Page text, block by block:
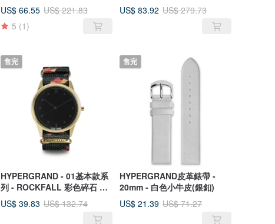
US$ 66.55 US$ 221.83
5 (1)
US$ 83.92 US$ 279.73
售完
HYPERGRAND - 01基本款系
列 - ROCKFALL 彩色碎石 手
錶
US$ 39.83 US$ 132.74
售完
HYPERGRAND皮革錶帶 -
20mm - 白色小牛皮(銀釦)
US$ 21.39 US$ 71.27